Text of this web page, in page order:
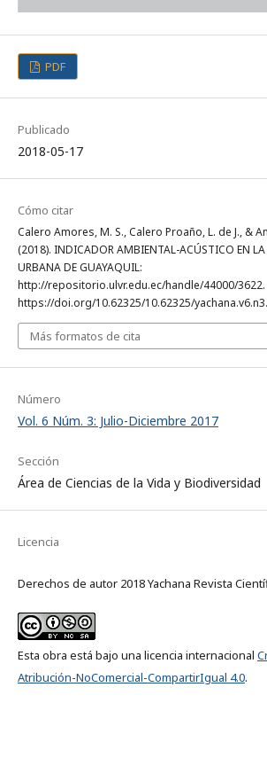
PDF
Publicado
2018-05-17
Cómo citar
Calero Amores, M. S., Calero Proaño, L. de J., &
(2018). INDICADOR AMBIENTAL-ACÚSTICO EN
URBANA DE GUAYAQUIL:
http://repositorio.ulvr.edu.ec/handle/44000/3622.
https://doi.org/10.62325/10.62325/
Más formatos de cita
Número
Vol. 6 Núm. 3: Julio-Diciembre 2017
Sección
Área de Ciencias de la Vida y Biodiversidad
Licencia
Derechos de autor 2018 Yachana Revista
Esta obra está bajo una licencia internacional
Atribución-NoComercial-CompartirIgual 4.0.